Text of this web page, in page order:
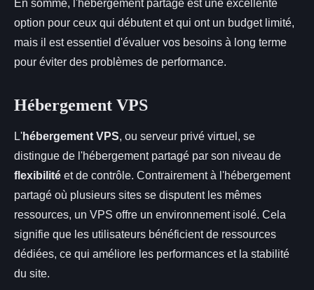
En somme, l'hébergement partagé est une excellente
option pour ceux qui débutent et qui ont un budget limité,
mais il est essentiel d'évaluer vos besoins à long terme
pour éviter des problèmes de performance.
Hébergement VPS
L'hébergement VPS, ou serveur privé virtuel, se
distingue de l'hébergement partagé par son niveau de
flexibilité et de contrôle. Contrairement à l'hébergement
partagé où plusieurs sites se disputent les mêmes
ressources, un VPS offre un environnement isolé. Cela
signifie que les utilisateurs bénéficient de ressources
dédiées, ce qui améliore les performances et la stabilité
du site.